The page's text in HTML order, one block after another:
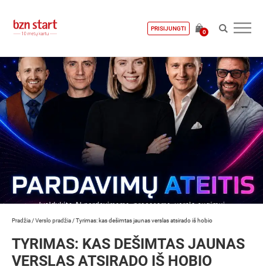
PRISIJUNGTI
0
Pradžia /Verslo pradžia /Tyrimas: kas dešimtas jaunas verslas atsirado iš hobio
TYRIMAS: KAS DEŠIMTAS JAUNAS
VERSLAS ATSIRADO IŠ HOBIO